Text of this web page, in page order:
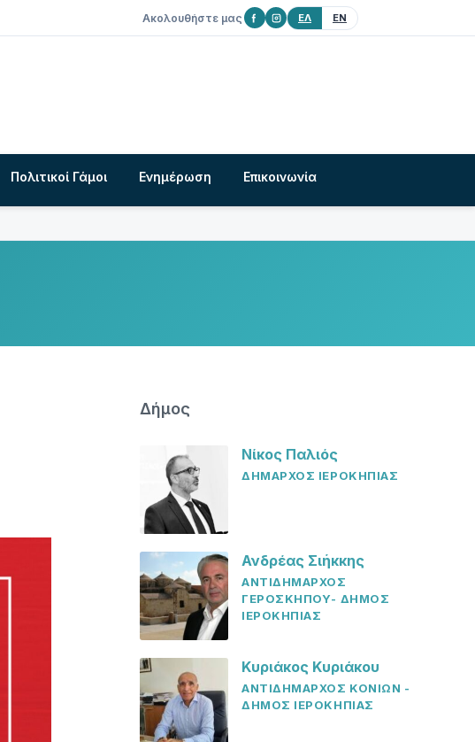
Ακολουθήστε μας ΕΛ EN
Πολιτικοί Γάμοι Ενημέρωση Επικοινωνία
Δήμος
Νίκος Παλιός
ΔΗΜΑΡΧΟΣ ΙΕΡΟΚΗΠΙΑΣ
Ανδρέας Σιήκκης
ΑΝΤΙΔΗΜΑΡΧΟΣ
ΓΕΡΟΣΚΗΠΟΥ- ΔΗΜΟΣ
ΙΕΡΟΚΗΠΙΑΣ
Κυριάκος Κυριάκου
ΑΝΤΙΔΗΜΑΡΧΟΣ ΚΟΝΙΩΝ -
ΔΗΜΟΣ ΙΕΡΟΚΗΠΙΑΣ